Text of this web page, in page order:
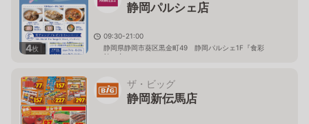
4枚
静岡パルシェ店
09:30-21:00
静岡県静岡市葵区黒金町49 静岡パルシェ1F『食彩
館』内
ザ・ビッグ
静岡新伝馬店